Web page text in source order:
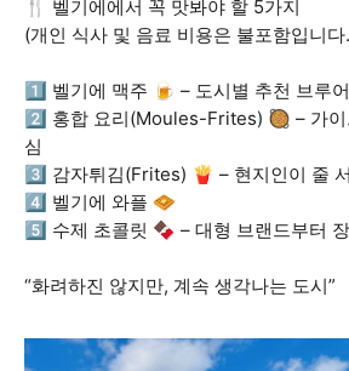
🍴 벨기에에서 꼭 맛봐야 할 5가지
(개인 식사 및 음료 비용은 불포함입니다
1️⃣ 벨기에 맥주 🍺 – 도시별 추천 브루
2️⃣ 홍합 요리(Moules-Frites) 🥘 – 가이
심
3️⃣ 감자튀김(Frites) 🍟 – 현지인이 줄
4️⃣ 벨기에 와플 🧇
5️⃣ 수제 초콜릿 🍫 – 대형 브랜드부터
“화려하진 않지만, 계속 생각나는 도시”